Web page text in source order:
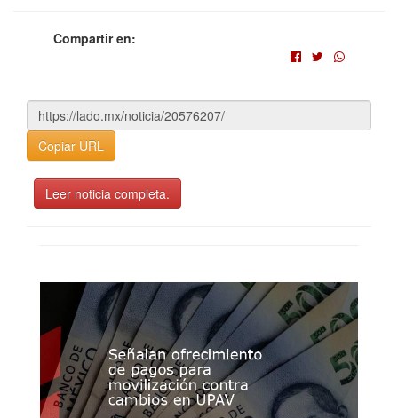
Compartir en:
Copiar URL
Leer noticia completa.